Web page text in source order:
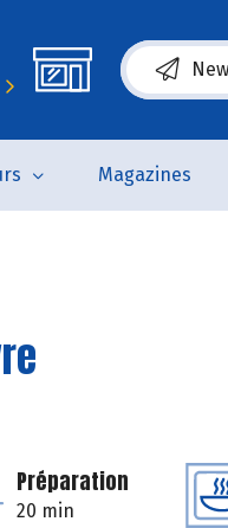
(s’ouvre
Magazines
Préparation
20 min